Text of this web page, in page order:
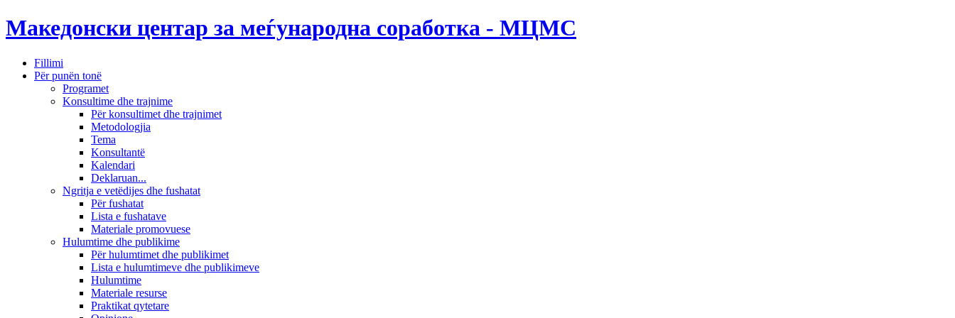
Македонски центар за меѓународна соработка - МЦМС
Fillimi
Për punën tonë
Programet
Konsultime dhe trajnime
Për konsultimet dhe trajnimet
Metodologjia
Tema
Konsultantë
Kalendari
Deklaruan...
Ngritja e vetëdijes dhe fushatat
Për fushatat
Lista e fushatave
Materiale promovuese
Hulumtime dhe publikime
Për hulumtimet dhe publikimet
Lista e hulumtimeve dhe publikimeve
Hulumtime
Materiale resurse
Praktikat qytetare